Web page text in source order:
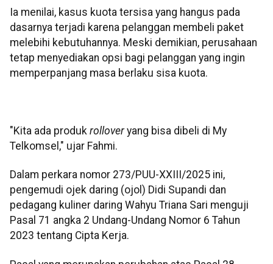
Ia menilai, kasus kuota tersisa yang hangus pada
dasarnya terjadi karena pelanggan membeli paket
melebihi kebutuhannya. Meski demikian, perusahaan
tetap menyediakan opsi bagi pelanggan yang ingin
memperpanjang masa berlaku sisa kuota.
"Kita ada produk rolloveryang bisa dibeli di My
Telkomsel," ujar Fahmi.
Dalam perkara nomor 273/PUU-XXIII/2025 ini,
pengemudi ojek daring (ojol) Didi Supandi dan
pedagang kuliner daring Wahyu Triana Sari menguji
Pasal 71 angka 2 Undang-Undang Nomor 6 Tahun
2023 tentang Cipta Kerja.